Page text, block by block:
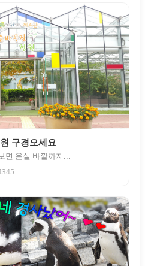
구경오세요
면 온실 바깥까지...